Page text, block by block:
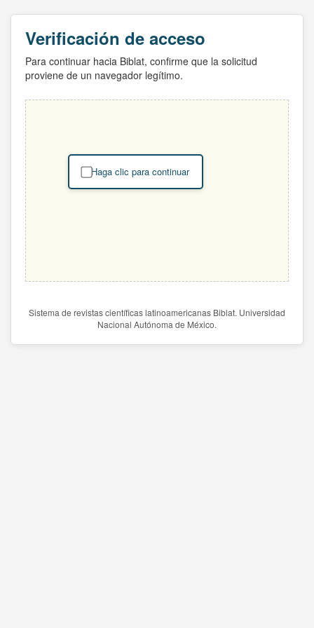
Verificación de acceso
Para continuar hacia Biblat, confirme que la solicitud
proviene de un navegador legítimo.
Haga clic para continuar
Sistema de revistas científicas latinoamericanas Biblat. Universidad
Nacional Autónoma de México.